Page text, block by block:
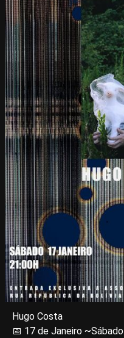
Hugo Costa
📅 17 de Janeiro ~Sábado